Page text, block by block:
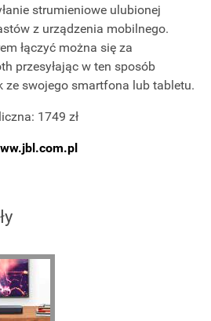
strumieniowe ulubionej
z urządzenia mobilnego.
łączyć można się za
przesyłając w ten sposób
ze swojego smartfona lub tabletu.
1749 zł